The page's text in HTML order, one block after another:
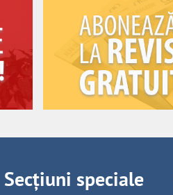
Secțiuni speciale